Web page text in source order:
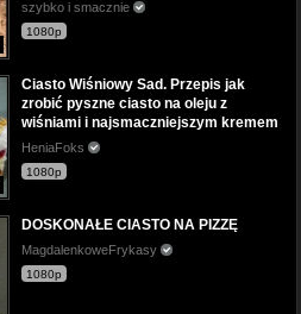
szybko i smacznie
1080p
Ciasto Wiśniowy Sad. Przepis jak
zrobić pyszne ciasto na oleju z
wiśniami i najsmaczniejszym kremem
HeniaFoks
1080p
DOSKONAŁE CIASTO NA PIZZĘ
MagdalenkoweFrykasy
1080p